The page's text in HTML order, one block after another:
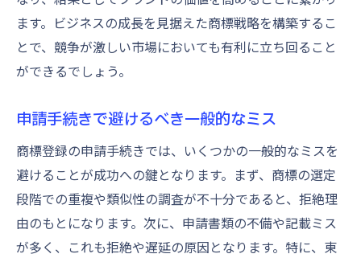
ます。ビジネスの成長を見据えた商標戦略を構築するこ
とで、競争が激しい市場においても有利に立ち回ること
ができるでしょう。
申請手続きで避けるべき一般的なミス
商標登録の申請手続きでは、いくつかの一般的なミスを
避けることが成功への鍵となります。まず、商標の選定
段階での重複や類似性の調査が不十分であると、拒絶理
由のもとになります。次に、申請書類の不備や記載ミス
が多く、これも拒絶や遅延の原因となります。特に、東